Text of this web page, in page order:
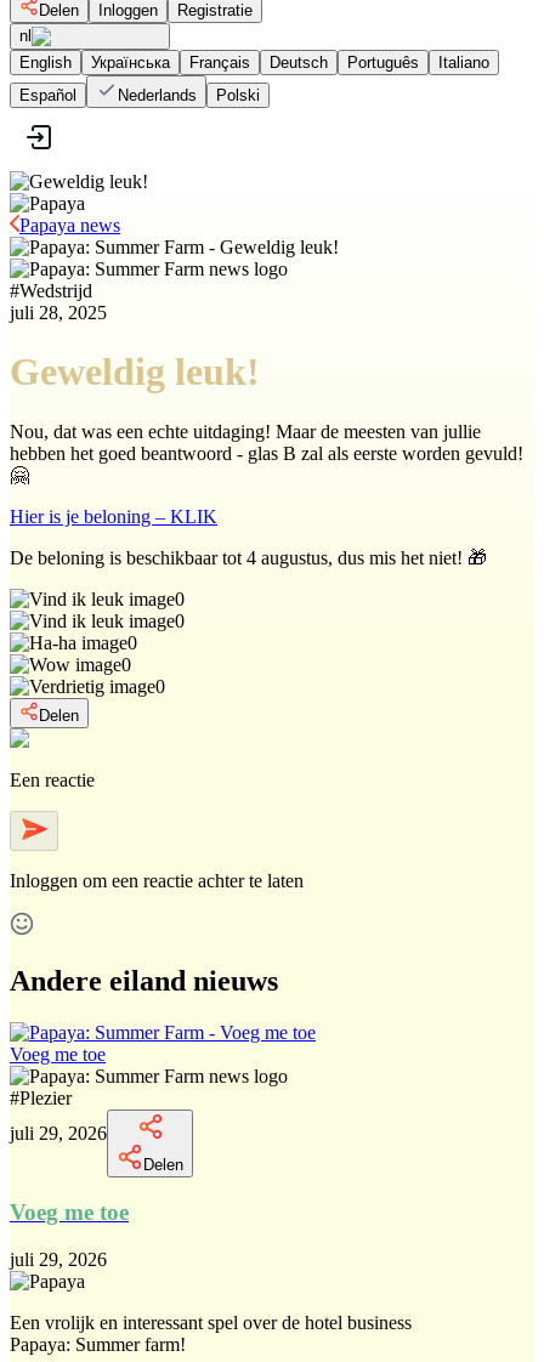
Delen
Inloggen
Registratie
nl
English
Українська Français Deutsch Português
Italiano
Español
Nederlands Polski
Papaya news
#Wedstrijd
juli 28, 2025
Geweldig leuk!
Nou, dat was een echte uitdaging! Maar de meesten van jullie
hebben het goed beantwoord - glas B zal als eerste worden gevuld!
🤗
Hier is je beloning – KLIK
De beloning is beschikbaar tot 4 augustus, dus mis het niet! 🎁
0
0
0
0
0
Delen
Een reactie
Inloggen om een reactie achter te laten
Andere eiland nieuws
Voeg me toe
#Plezier
juli 29, 2026
Delen
Voeg me toe
juli 29, 2026
Een vrolijk en interessant spel over de hotel business
Papaya: Summer farm!